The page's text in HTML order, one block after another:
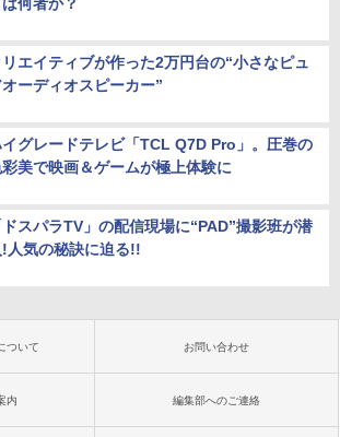
リエイティブが作った2万円台の“小さなピュ
オーディオスピーカー”
グレードテレビ「TCL Q7D Pro」。圧巻の
美で映画＆ゲームが極上体験に
ドスパラTV」の配信現場に“PAD”撮影班が潜
!人気の秘訣に迫る!!
ついて お問い合わせ
内 編集部へのご連絡